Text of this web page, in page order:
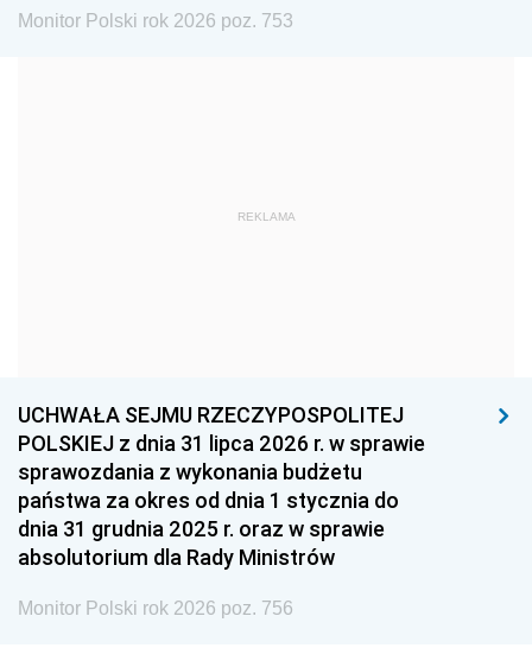
1975 1974
1959
1939 1938 1937
1936 1930
Monitor Polski rok 2026 poz. 753
REKLAMA
UCHWAŁA SEJMU RZECZYPOSPOLITEJ
POLSKIEJ z dnia 31 lipca 2026 r. w sprawie
sprawozdania z wykonania budżetu
państwa za okres od dnia 1 stycznia do
dnia 31 grudnia 2025 r. oraz w sprawie
absolutorium dla Rady Ministrów
Monitor Polski rok 2026 poz. 756